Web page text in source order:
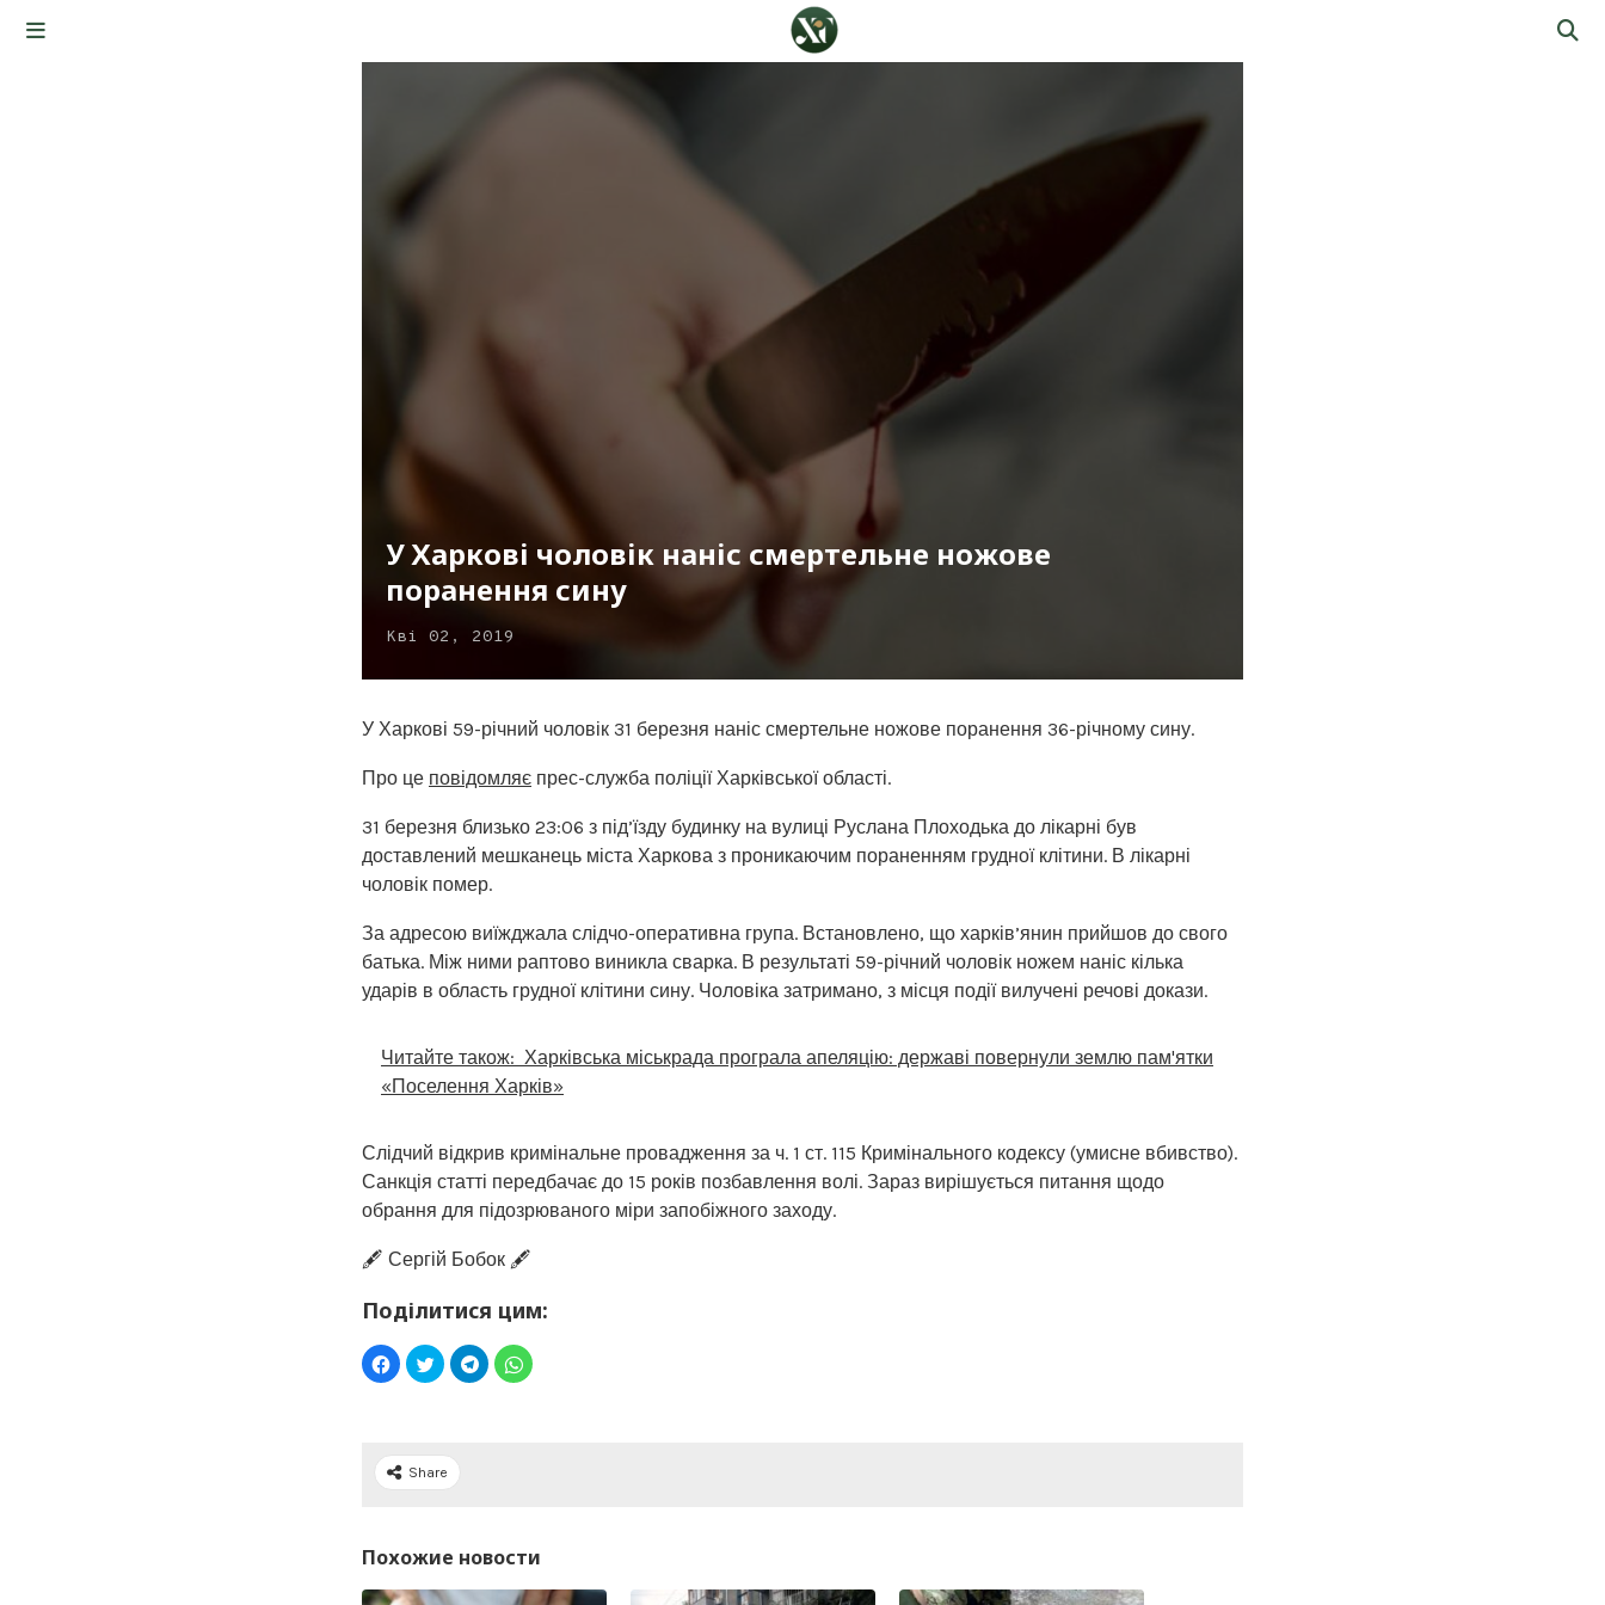
У Харкові чоловік наніс смертельне ножове
поранення сину
Кві 02, 2019
У Харкові 59-річний чоловік 31 березня наніс смертельне ножове поранення 36-річному сину.
Про це повідомляє прес-служба поліції Харківської області.
31 березня близько 23:06 з під’їзду будинку на вулиці Руслана Плоходька до лікарні був
доставлений мешканець міста Харкова з проникаючим пораненням грудної клітини. В лікарні
чоловік помер.
За адресою виїжджала слідчо-оперативна група. Встановлено, що харків’янин прийшов до свого
батька. Між ними раптово виникла сварка. В результаті 59-річний чоловік ножем наніс кілька
ударів в область грудної клітини сину. Чоловіка затримано, з місця події вилучені речові докази.
Читайте також: Харківська міськрада програла апеляцію: державі повернули землю пам'ятки
«Поселення Харків»
Слідчий відкрив кримінальне провадження за ч. 1 ст. 115 Кримінального кодексу (умисне вбивство).
Санкція статті передбачає до 15 років позбавлення волі. Зараз вирішується питання щодо
обрання для підозрюваного міри запобіжного заходу.
🖋️ Сергій Бобок 🖋️
Поділитися цим:
Share
Похожие новости